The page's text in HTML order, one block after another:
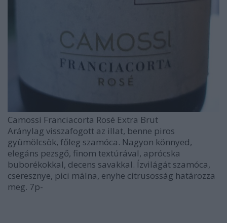
Camossi Franciacorta Rosé Extra Brut
Aránylag visszafogott az illat, benne piros
gyümölcsök, főleg szamóca. Nagyon könnyed,
elegáns pezsgő, finom textúrával, aprócska
buborékokkal, decens savakkal. Ízvilágát szamóca,
cseresznye, pici málna, enyhe citrusosság határozza
meg. 7p-